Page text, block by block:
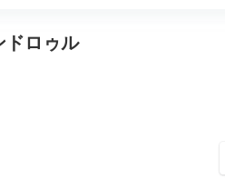
ドロゥル